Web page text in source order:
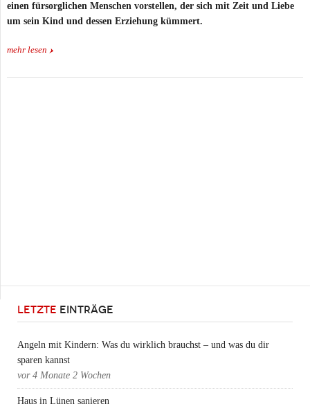
einen fürsorglichen Menschen vorstellen, der sich mit Zeit und Liebe
um sein Kind und dessen Erziehung kümmert.
mehr lesen
LETZTE EINTRÄGE
Angeln mit Kindern: Was du wirklich brauchst – und was du dir
sparen kannst
vor 4 Monate 2 Wochen
Haus in Lünen sanieren